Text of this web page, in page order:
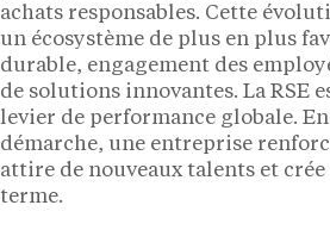
achats responsables. Cette
un écosystème de plus en plus
durable, engagement des
de solutions innovantes. La RSE
levier de performance globale.
démarche, une entreprise
attire de nouveaux talents et
terme.